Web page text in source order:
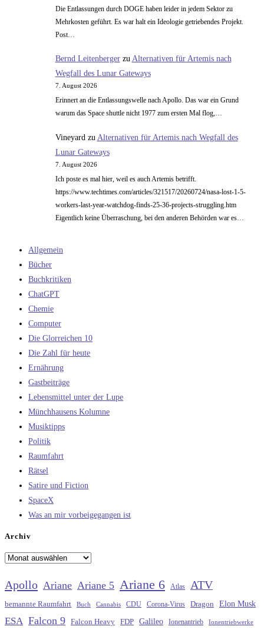
Die Entlassungen durch DOGE haben leider in jedem Sektor zu
Mehrkosten geführt. Es war halt ein Ideologie getriebendes Projekt.
Post…
Bernd Leitenbergerzu Alternativen für Artemis nach
Wegfall des Lunar Gateways
7. August 2026
Erinnert an die Entlassungswelle nach Apollo. Das war ein Grund
warum das Space shuttle nicht 1977 zum ersten Mal flog,…
Vineyard zu Alternativen für Artemis nach Wegfall des
Lunar Gateways
7. August 2026
Ich poste es mal hier, weil es auch Artemis betrifft.
https://www.techtimes.com/articles/321517/20260724/nasa-lost-1-5-
workers-last-year-watchdog-finds-25-36-projects-struggling.htm
Eigentlich keine Überraschung, bei den anderen Behörden war es…
Allgemein
Bücher
Buchkritiken
ChatGPT
Chemie
Computer
Die Glorreichen 10
Die Zahl für heute
Ernährung
Gastbeiträge
Lebensmittel unter der Lupe
Münchhausens Kolumne
Musiktipps
Politik
Raumfahrt
Rätsel
Satire und Fiction
SpaceX
Was an mir vorbeigegangen ist
Archiv
Archiv
Apollo Ariane Ariane 5 Ariane 6 Atlas ATV
bemannte Raumfahrt Buch Cannabis CDU Corona-Virus Dragon Elon Musk
ESA Falcon 9 Falcon Heavy FDP Galileo Ionenantrieb Ionentriebwerke